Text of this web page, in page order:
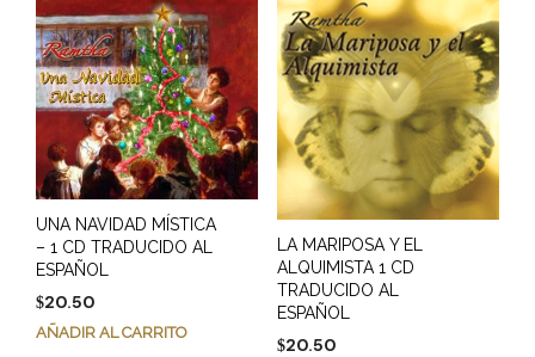
UNA NAVIDAD MÍSTICA
– 1 CD TRADUCIDO AL
ESPAÑOL
$20.50
AÑADIR AL CARRITO
LA MARIPOSA Y EL
ALQUIMISTA 1 CD
TRADUCIDO AL
ESPAÑOL
$20.50